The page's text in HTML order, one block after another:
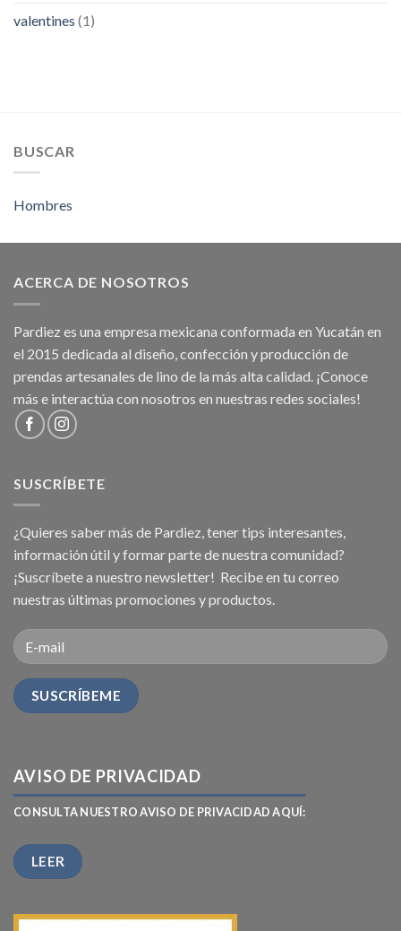
valentines (1)
BUSCAR
Hombres
ACERCA DE NOSOTROS
Pardiez es una empresa mexicana conformada en Yucatán en
el 2015 dedicada al diseño, confección y producción de
prendas artesanales de lino de la más alta calidad. ¡Conoce
más e interactúa con nosotros en nuestras redes sociales!
SUSCRÍBETE
¿Quieres saber más de Pardiez, tener tips interesantes,
información útil y formar parte de nuestra comunidad?
¡Suscríbete a nuestro newsletter! Recibe en tu correo
nuestras últimas promociones y productos.
AVISO DE PRIVACIDAD
CONSULTA NUESTRO AVISO DE PRIVACIDAD AQUÍ:
LEER